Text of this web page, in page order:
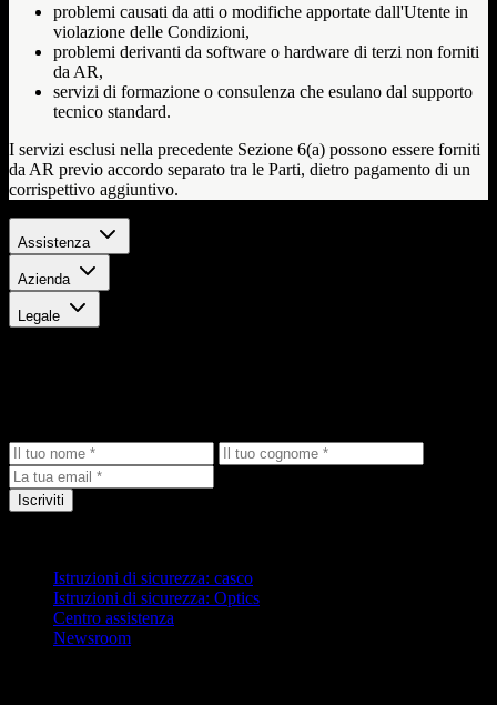
problemi causati da atti o modifiche apportate dall'Utente in
violazione delle Condizioni,
problemi derivanti da software o hardware di terzi non forniti
da AR,
servizi di formazione o consulenza che esulano dal supporto
tecnico standard.
I servizi esclusi nella precedente Sezione 6(a) possono essere forniti
da AR previo accordo separato tra le Parti, dietro pagamento di un
corrispettivo aggiuntivo.
Assistenza
Azienda
Legale
Iscriviti
Istruzioni di sicurezza: casco
Istruzioni di sicurezza: Optics
Centro assistenza
Newsroom